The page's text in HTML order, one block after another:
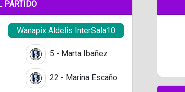
PARTIDO
Wanapix Aldelis InterSala10
5 - Marta Ibañez
22 - Marina Escaño